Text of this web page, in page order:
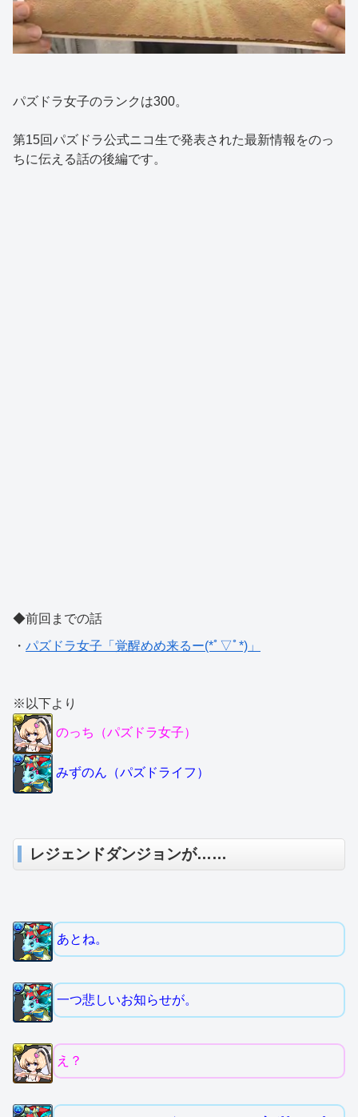
パズドラ女子のランクは300。
第15回パズドラ公式ニコ生で発表された最新情報をのっ
ちに伝える話の後編です。
◆前回までの話
・ パズドラ女子「覚醒めめ来るー(*ﾟ▽ﾟ*)」
※以下より
のっち（パズドラ女子）
みずのん（パズドライフ）
レジェンドダンジョンが……
あとね。
一つ悲しいお知らせが。
え？